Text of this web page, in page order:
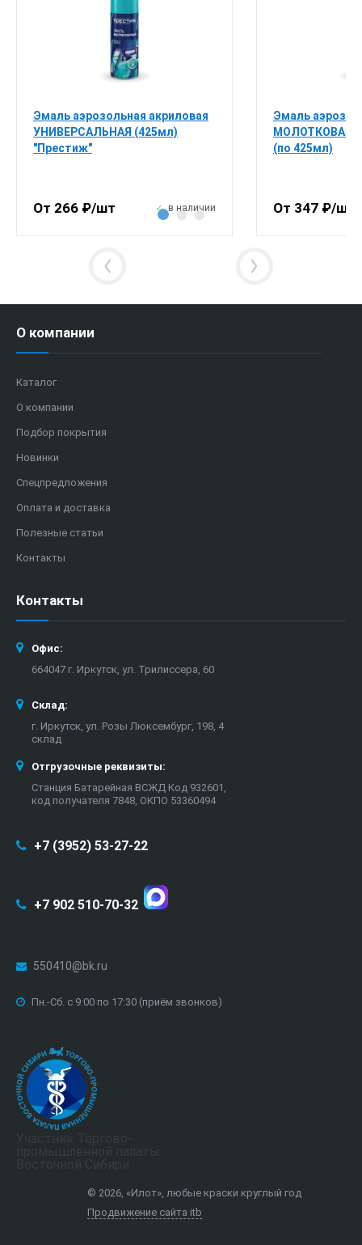
Эмаль аэрозольная акриловая
УНИВЕРСАЛЬНАЯ (425мл)
"Престиж"
От 266 ₽/шт в наличии
Эмаль
МОЛОТКОВАЯ
(по 425мл)
От 347 ₽/шт
О компании
Каталог
О компании
Подбор покрытия
Новинки
Спецпредложения
Оплата и доставка
Полезные статьи
Контакты
Контакты
Офис:
664047 г. Иркутск, ул. Трилиссера, 60
Склад:
г. Иркутск, ул. Розы Люксембург, 198, 4
склад
Отгрузочные реквизиты:
Станция Батарейная ВСЖД Код 932601,
код получателя 7848, ОКПО 53360494
+7 (3952) 53-27-22
+7 902 510-70-32
550410@bk.ru
Пн.-Сб. с 9:00 по 17:30 (приём звонков)
Участник Торгово-
промышленной палаты
Восточной Сибири
© 2026, «Илот», любые краски круглый год
Продвижение сайта itb